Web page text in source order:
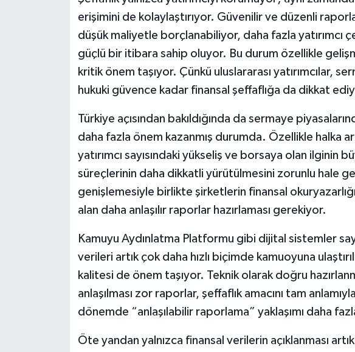
erişimini de kolaylaştırıyor. Güvenilir ve düzenli
düşük maliyetle borçlanabiliyor, daha fazla yatırımcı
güçlü bir itibara sahip oluyor. Bu durum özellikle
kritik önem taşıyor. Çünkü uluslararası yatırımcılar,
hukuki güvence kadar finansal şeffaflığa da dikkat
Türkiye açısından bakıldığında da sermaye
daha fazla önem kazanmış durumda. Özellikle halka
yatırımcı sayısındaki yükseliş ve borsaya olan ilginin
süreçlerinin daha dikkatli yürütülmesini zorunlu hale
genişlemesiyle birlikte şirketlerin finansal okuryazarlığı
alan daha anlaşılır raporlar hazırlaması gerekiyor.
Kamuyu Aydınlatma Platformu gibi dijital sistemler
verileri artık çok daha hızlı biçimde kamuoyuna
kalitesi de önem taşıyor. Teknik olarak doğru
anlaşılması zor raporlar, şeffaflık amacını tam
dönemde “anlaşılabilir raporlama” yaklaşımı daha
Öte yandan yalnızca finansal verilerin açıklanması